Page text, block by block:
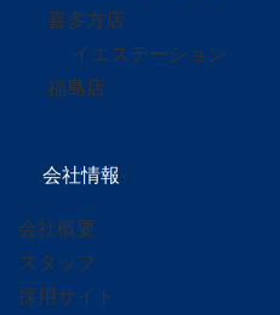
喜多方店
イエステーション
福島店
会社情報
会社概要
スタッフ
採用サイト